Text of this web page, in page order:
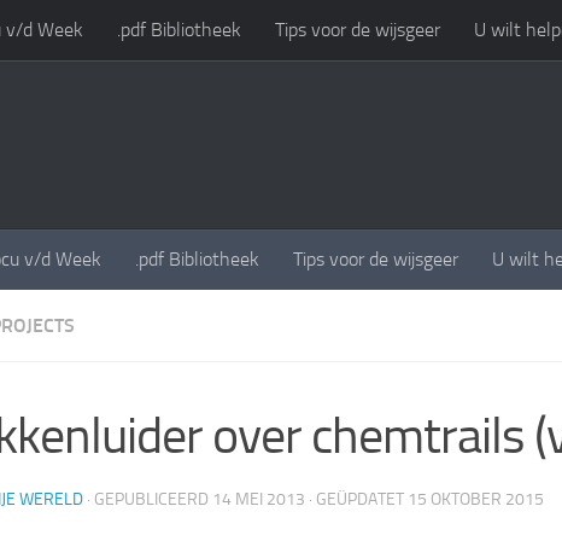
v/d Week .pdf Bibliotheek Tips voor de wijsgeer U wilt
v/d Week .pdf Bibliotheek Tips voor de wijsgeer U wilt
over chemtrails
WERELD · GEPUBLICEERD 14 MEI 2013 · GEÜPDATET 15 OKTOBER 2015